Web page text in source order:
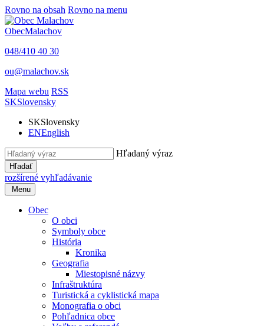
Rovno na obsah Rovno na menu
ObecMalachov
048/410 40 30
ou@malachov.sk
Mapa webu RSS
SKSlovensky
SKSlovensky
ENEnglish
Hľadaný výraz
Hľadať
rozšírené vyhľadávanie
Menu
Obec
O obci
Symboly obce
História
Kronika
Geografia
Miestopisné názvy
Infraštruktúra
Turistická a cyklistická mapa
Monografia o obci
Pohľadnica obce